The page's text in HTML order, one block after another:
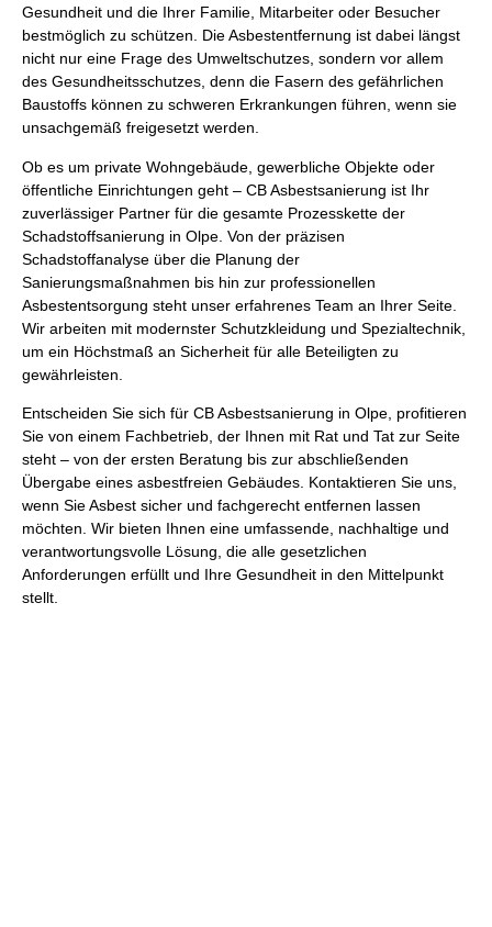
Gesundheit und die Ihrer Familie, Mitarbeiter oder Besucher
bestmöglich zu schützen. Die Asbestentfernung ist dabei längst
nicht nur eine Frage des Umweltschutzes, sondern vor allem
des Gesundheitsschutzes, denn die Fasern des gefährlichen
Baustoffs können zu schweren Erkrankungen führen, wenn sie
unsachgemäß freigesetzt werden.
Ob es um private Wohngebäude, gewerbliche Objekte oder
öffentliche Einrichtungen geht – CB Asbestsanierung ist Ihr
zuverlässiger Partner für die gesamte Prozesskette der
Schadstoffsanierung in Olpe. Von der präzisen
Schadstoffanalyse über die Planung der
Sanierungsmaßnahmen bis hin zur professionellen
Asbestentsorgung steht unser erfahrenes Team an Ihrer Seite.
Wir arbeiten mit modernster Schutzkleidung und Spezialtechnik,
um ein Höchstmaß an Sicherheit für alle Beteiligten zu
gewährleisten.
Entscheiden Sie sich für CB Asbestsanierung in Olpe, profitieren
Sie von einem Fachbetrieb, der Ihnen mit Rat und Tat zur Seite
steht – von der ersten Beratung bis zur abschließenden
Übergabe eines asbestfreien Gebäudes. Kontaktieren Sie uns,
wenn Sie Asbest sicher und fachgerecht entfernen lassen
möchten. Wir bieten Ihnen eine umfassende, nachhaltige und
verantwortungsvolle Lösung, die alle gesetzlichen
Anforderungen erfüllt und Ihre Gesundheit in den Mittelpunkt
stellt.